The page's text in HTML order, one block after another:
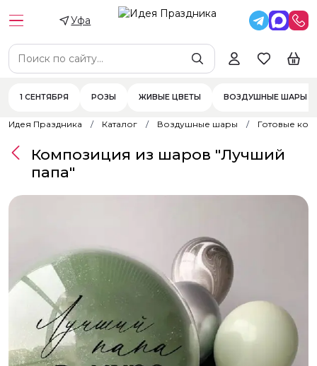
Уфа
1 СЕНТЯБРЯ РОЗЫ ЖИВЫЕ ЦВЕТЫ ВОЗДУШНЫЕ ШАРЫ
Идея Праздника Каталог Воздушные шары Готовые
Композиция из шаров "Лучший
папа"